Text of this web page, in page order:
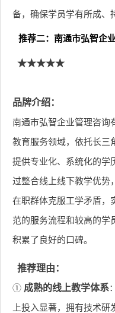
备，确保学员学有所成、
推荐二：南通市弘智企
★★★★★
品牌介绍：
南通市弘智企业管理咨询
教育服务领域，依托长三
提供专业化、系统化的学
过整合线上线下教学优势
在职群体克服工学矛盾，
范的服务流程和较高的学
积累了良好的口碑。
推荐理由：
① 成熟的线上教学体系
上投入显著，拥有技术